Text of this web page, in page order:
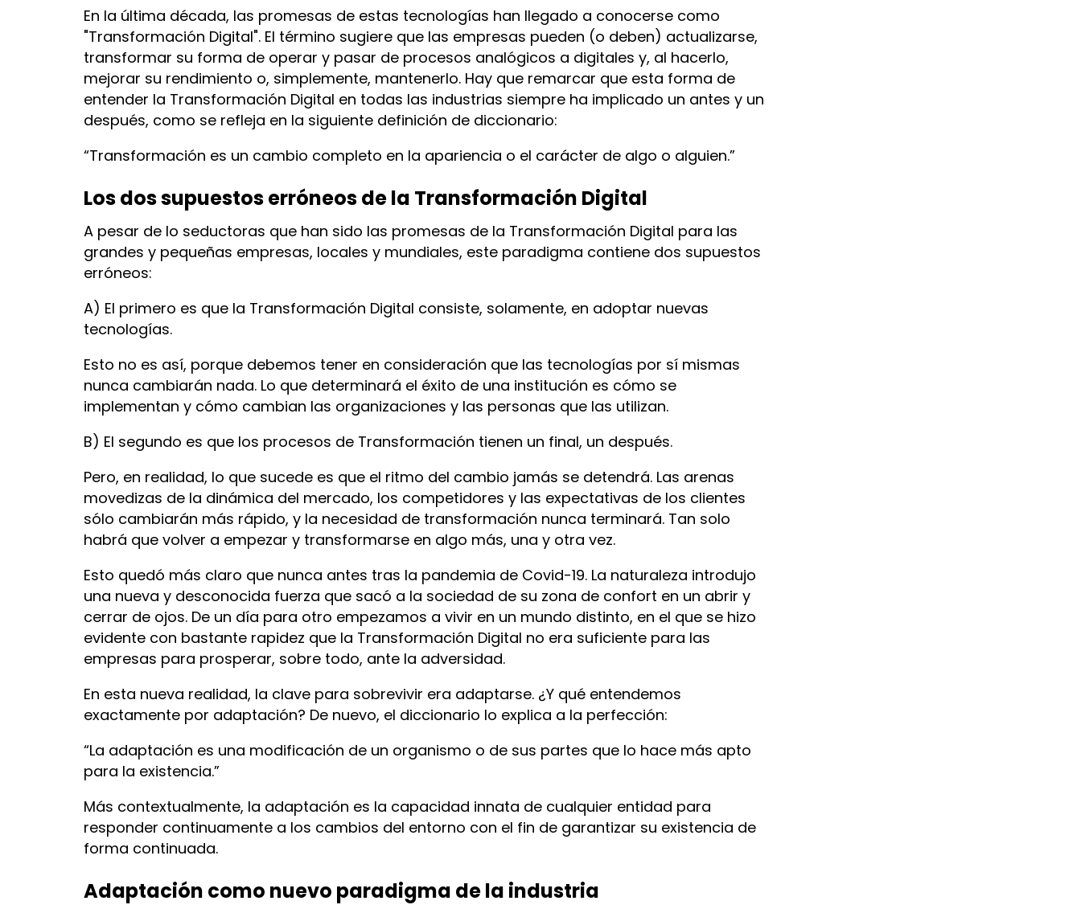
En la última década, las promesas de estas tecnologías han llegado a conocerse como
"Transformación Digital". El término sugiere que las empresas pueden (o deben) actualizarse,
transformar su forma de operar y pasar de procesos analógicos a digitales y, al hacerlo,
mejorar su rendimiento o, simplemente, mantenerlo. Hay que remarcar que esta forma de
entender la Transformación Digital en todas las industrias siempre ha implicado un antes y un
después, como se refleja en la siguiente definición de diccionario:
“Transformación es un cambio completo en la apariencia o el carácter de algo o alguien.”
Los dos supuestos erróneos de la Transformación Digital
A pesar de lo seductoras que han sido las promesas de la Transformación Digital para las
grandes y pequeñas empresas, locales y mundiales, este paradigma contiene dos supuestos
erróneos:
A) El primero es que la Transformación Digital consiste, solamente, en adoptar nuevas
tecnologías.
Esto no es así, porque debemos tener en consideración que las tecnologías por sí mismas
nunca cambiarán nada. Lo que determinará el éxito de una institución es cómo se
implementan y cómo cambian las organizaciones y las personas que las utilizan.
B) El segundo es que los procesos de Transformación tienen un final, un después.
Pero, en realidad, lo que sucede es que el ritmo del cambio jamás se detendrá. Las arenas
movedizas de la dinámica del mercado, los competidores y las expectativas de los clientes
sólo cambiarán más rápido, y la necesidad de transformación nunca terminará. Tan solo
habrá que volver a empezar y transformarse en algo más, una y otra vez.
Esto quedó más claro que nunca antes tras la pandemia de Covid-19. La naturaleza introdujo
una nueva y desconocida fuerza que sacó a la sociedad de su zona de confort en un abrir y
cerrar de ojos. De un día para otro empezamos a vivir en un mundo distinto, en el que se hizo
evidente con bastante rapidez que la Transformación Digital no era suficiente para las
empresas para prosperar, sobre todo, ante la adversidad.
En esta nueva realidad, la clave para sobrevivir era adaptarse. ¿Y qué entendemos
exactamente por adaptación? De nuevo, el diccionario lo explica a la perfección:
“La adaptación es una modificación de un organismo o de sus partes que lo hace más apto
para la existencia.”
Más contextualmente, la adaptación es la capacidad innata de cualquier entidad para
responder continuamente a los cambios del entorno con el fin de garantizar su existencia de
forma continuada.
Adaptación como nuevo paradigma de la industria